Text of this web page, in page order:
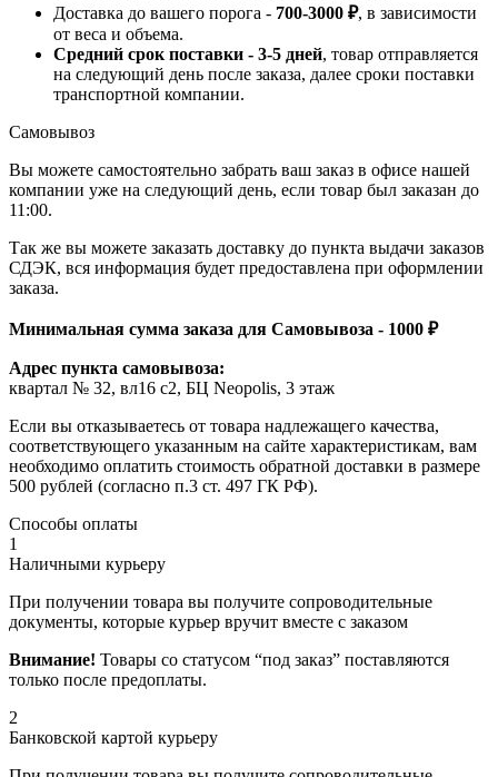
Доставка до вашего порога - 700-3000 ₽, в зависимости
от веса и объема.
Средний срок поставки - 3-5 дней, товар отправляется
на следующий день после заказа, далее сроки поставки
транспортной компании.
Самовывоз
Вы можете самостоятельно забрать ваш заказ в офисе нашей
компании уже на следующий день, если товар был заказан до
11:00.
Так же вы можете заказать доставку до пункта выдачи заказов
СДЭК, вся информация будет предоставлена при оформлении
заказа.
Минимальная сумма заказа для Самовывоза - 1000 ₽
Адрес пункта самовывоза:
квартал № 32, вл16 с2, БЦ Neopolis, 3 этаж
Если вы отказываетесь от товара надлежащего качества,
соответствующего указанным на сайте характеристикам, вам
необходимо оплатить стоимость обратной доставки в размере
500 рублей (согласно п.3 ст. 497 ГК РФ).
Способы оплаты
1
Наличными курьеру
При получении товара вы получите сопроводительные
документы, которые курьер вручит вместе с заказом
Внимание! Товары со статусом “под заказ” поставляются
только после предоплаты.
2
Банковской картой курьеру